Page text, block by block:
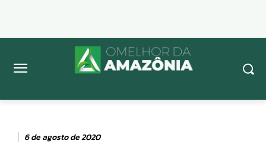
6 de agosto de 2020